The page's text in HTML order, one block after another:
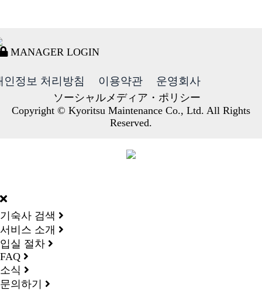
MANAGER LOGIN
인정보 처리방침 이용약관 운영회사
ソーシャルメディア・ポリシー
Copyright © Kyoritsu Maintenance Co., Ltd. All Rights
Reserved.
기숙사 검색
서비스 소개
입실 절차
FAQ
소식
문의하기